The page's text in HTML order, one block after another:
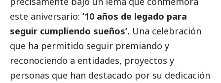
este aniversario: ’10 años de legado para
seguir cumpliendo sueños’. Una celebración
que ha permitido seguir premiando y
reconociendo a entidades, proyectos y
personas que han destacado por su dedicación